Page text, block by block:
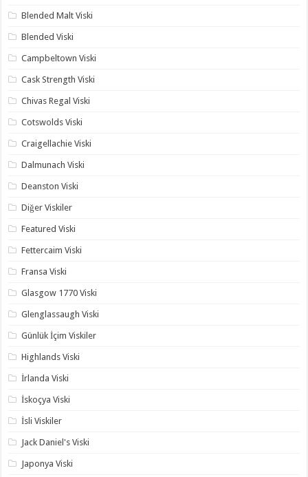
Blended Malt Viski
Blended Viski
Campbeltown Viski
Cask Strength Viski
Chivas Regal Viski
Cotswolds Viski
Craigellachie Viski
Dalmunach Viski
Deanston Viski
Diğer Viskiler
Featured Viski
Fettercaim Viski
Fransa Viski
Glasgow 1770 Viski
Glenglassaugh Viski
Günlük İçim Viskiler
Highlands Viski
İrlanda Viski
İskoçya Viski
İsli Viskiler
Jack Daniel's Viski
Japonya Viski